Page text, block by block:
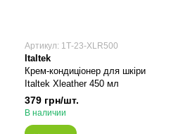
Артикул: 1Т-23-XLR500
Italtek
Крем-кондиціонер для шкіри
Italtek Xleather 450 мл
379 грн/шт.
В наличии